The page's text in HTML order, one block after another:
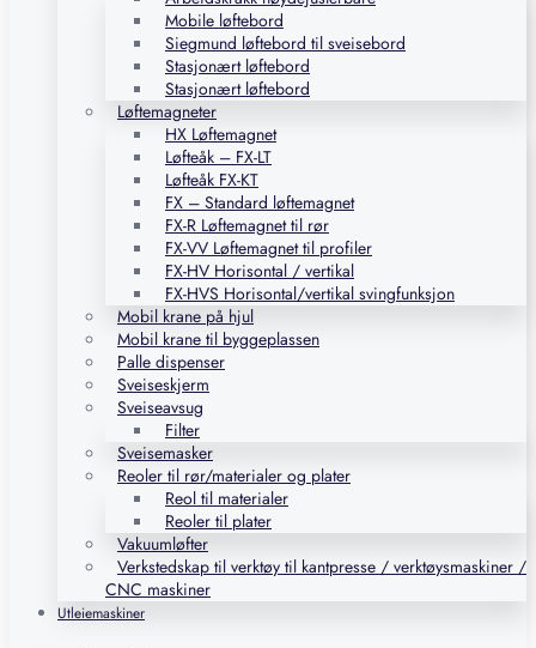
Mobile løftebord
Siegmund løftebord til sveisebord
Stasjonært løftebord
Stasjonært løftebord
Løftemagneter
HX Løftemagnet
Løfteåk – FX-LT
Løfteåk FX-KT
FX – Standard løftemagnet
FX-R Løftemagnet til rør
FX-VV Løftemagnet til profiler
FX-HV Horisontal / vertikal
FX-HVS Horisontal/vertikal svingfunksjon
Mobil krane på hjul
Mobil krane til byggeplassen
Palle dispenser
Sveiseskjerm
Sveiseavsug
Filter
Sveisemasker
Reoler til rør/materialer og plater
Reol til materialer
Reoler til plater
Vakuumløfter
Verkstedskap til verktøy til kantpresse / verktøysmaskiner /
CNC maskiner
Utleiemaskiner